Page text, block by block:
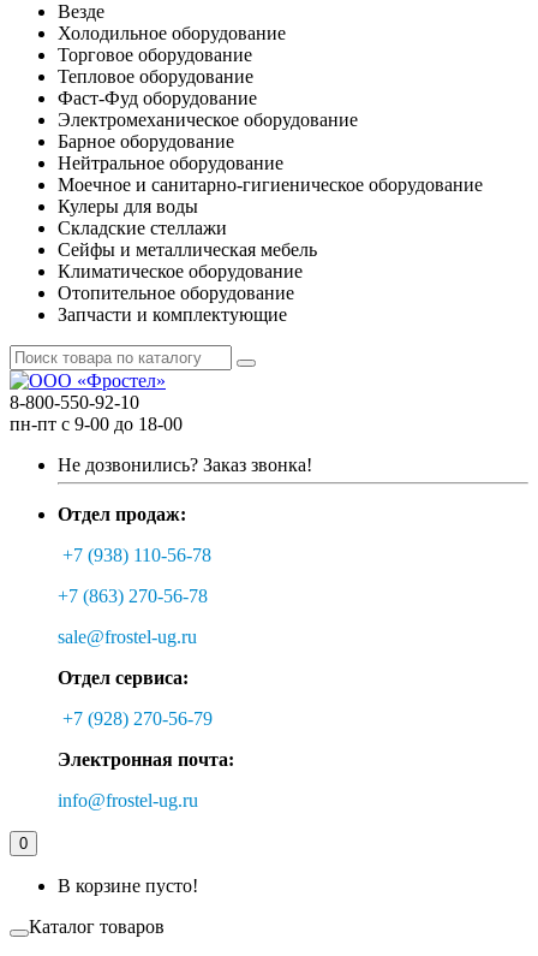
Везде
Холодильное оборудование
Торговое оборудование
Тепловое оборудование
Фаст-Фуд оборудование
Электромеханическое оборудование
Барное оборудование
Нейтральное оборудование
Моечное и санитарно-гигиеническое оборудование
Кулеры для воды
Складские стеллажи
Сейфы и металлическая мебель
Климатическое оборудование
Отопительное оборудование
Запчасти и комплектующие
8-800-550-92-10
пн-пт с 9-00 до 18-00
Не дозвонились? Заказ звонка!
Отдел продаж:
+7 (938) 110-56-78
+7 (863) 270-56-78
sale@frostel-ug.ru
Отдел сервиса:
+7 (928) 270-56-79
Электронная почта:
info@frostel-ug.ru
0
В корзине пусто!
Каталог товаров